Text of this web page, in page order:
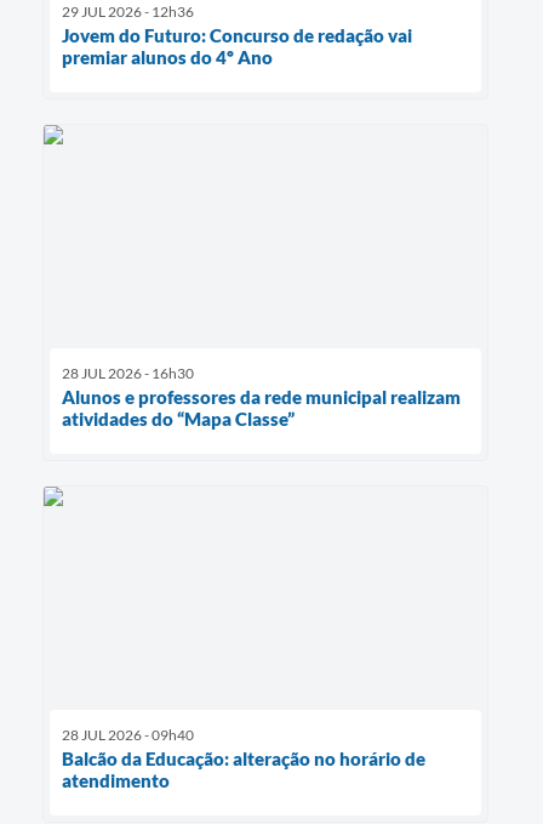
29 JUL 2026 - 12h36
Jovem do Futuro: Concurso de redação vai
premiar alunos do 4º Ano
28 JUL 2026 - 16h30
Alunos e professores da rede municipal realizam
atividades do “Mapa Classe”
28 JUL 2026 - 09h40
Balcão da Educação: alteração no horário de
atendimento